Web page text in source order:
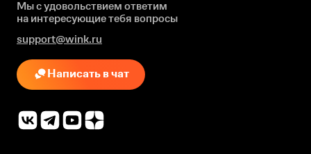
Мы с удовольствием ответим
на интересующиетебя вопросы
support@wink.ru
Написать в чат